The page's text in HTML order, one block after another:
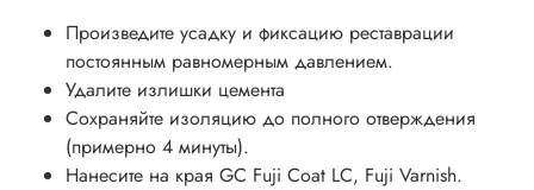
Произведите усадку и фиксацию реставрации
постоянным равномерным давлением.
Удалите излишки цемента
Сохраняйте изоляцию до полного отверждения
(примерно 4 минуты).
Нанесите на края GC Fuji Coat LC, Fuji Varnish.